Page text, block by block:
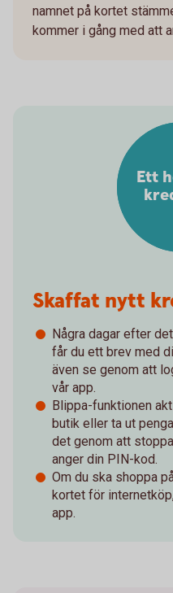
namnet på kortet
kommer i gång med att
Ett
Skaffat nytt
Några dagar efter
får du ett brev med
även se genom att
vår app.
Blippa-funktionen
butik eller ta ut
det genom att
anger din PIN-kod.
Om du ska shoppa
kortet för
app.